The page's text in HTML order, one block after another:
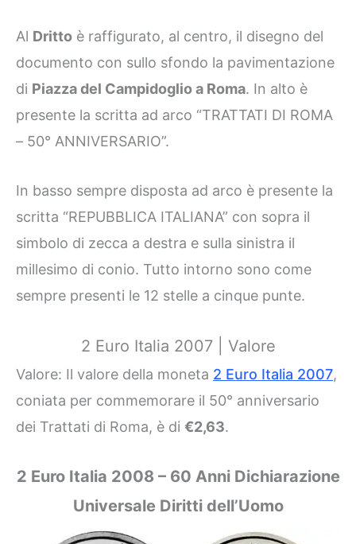
Al Dritto è raffigurato, al centro, il disegno del
documento con sullo sfondo la pavimentazione
di Piazza del Campidoglio a Roma. In alto è
presente la scritta ad arco “TRATTATI DI ROMA
– 50° ANNIVERSARIO”.
In basso sempre disposta ad arco è presente la
scritta “REPUBBLICA ITALIANA” con sopra il
simbolo di zecca a destra e sulla sinistra il
millesimo di conio. Tutto intorno sono come
sempre presenti le 12 stelle a cinque punte.
2 Euro Italia 2007 | Valore
Valore: Il valore della moneta 2 Euro Italia 2007,
coniata per commemorare il 50° anniversario
dei Trattati di Roma, è di €2,63.
2 Euro Italia 2008 – 60 Anni Dichiarazione
Universale Diritti dell’Uomo